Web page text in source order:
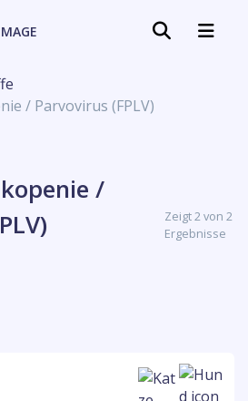
/ Parvovirus (FPLV)
/
Zeigt 2 von 2
Ergebnisse